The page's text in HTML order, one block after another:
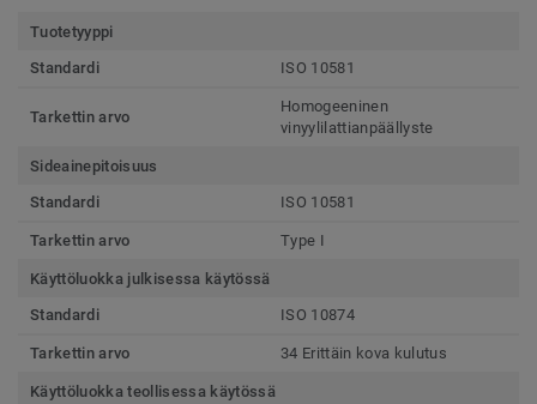
Tuotetyyppi
Standardi
ISO 10581
Tarkettin arvo
Homogeeninen
vinyylilattianpäällyste
Sideainepitoisuus
Standardi
ISO 10581
Tarkettin arvo Type I
Käyttöluokka julkisessa käytössä
Standardi
ISO 10874
Tarkettin arvo 34 Erittäin kova kulutus
Käyttöluokka teollisessa käytössä